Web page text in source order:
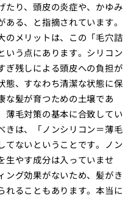
たり、頭皮の炎症や、かゆみ
る、と指摘されています。
のメリットは、この「毛穴詰
いう点にあります。シリコン
ぎ残しによる頭皮への負担が
態、すなわち清潔な状態に保
な髪が育つための土壌であ
薄毛対策の基本に合致してい
きは、「ノンシリコン＝薄毛
てないということです。ノン
生やす成分は入っていませ
ング効果がないため、髪がき
れることもあります。本当に